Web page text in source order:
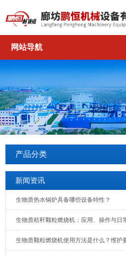
网站导航
产品分类
新闻资讯
生物质热水锅炉具备哪些设备特性？
生物质秸秆颗粒燃烧机：应用、操作与日
生物质颗粒燃烧机使用方法是什么？维护